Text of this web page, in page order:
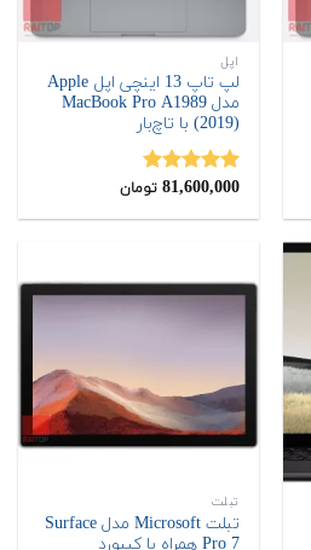
اپل
لپ تاپ 13 اینچی اپل Apple
مدل MacBook Pro A1989
(2019) با تاچ‌بار
نمره5.00
81,600,000 تومان
تبلت
تبلت Microsoft مدل Surface
Pro 7 همراه با کیبورد